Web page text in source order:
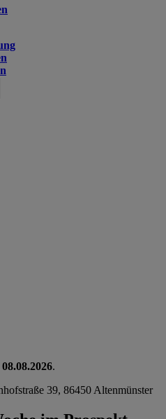
08.08.2026.
39, 86450 Altenmünster